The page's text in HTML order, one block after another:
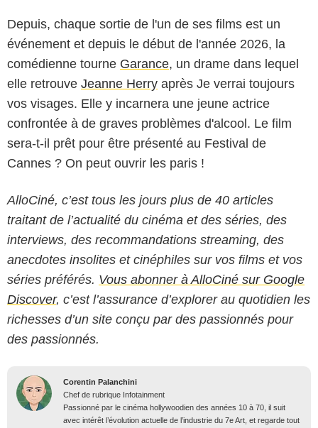
Depuis, chaque sortie de l'un de ses films est un
événement et depuis le début de l'année 2026, la
comédienne tourne Garance, un drame dans lequel
elle retrouve Jeanne Herry après Je verrai toujours
vos visages. Elle y incarnera une jeune actrice
confrontée à de graves problèmes d'alcool. Le film
sera-t-il prêt pour être présenté au Festival de
Cannes ? On peut ouvrir les paris !
AlloCiné, c’est tous les jours plus de 40 articles
traitant de l’actualité du cinéma et des séries, des
interviews, des recommandations streaming, des
anecdotes insolites et cinéphiles sur vos films et vos
séries préférés. Vous abonner à AlloCiné sur Google
Discover, c’est l’assurance d’explorer au quotidien les
richesses d’un site conçu par des passionnés pour
des passionnés.
Corentin Palanchini
Chef de rubrique Infotainment
Passionné par le cinéma hollywoodien des années 10 à 70, il suit
avec intérêt l’évolution actuelle de l’industrie du 7e Art, et regarde tout